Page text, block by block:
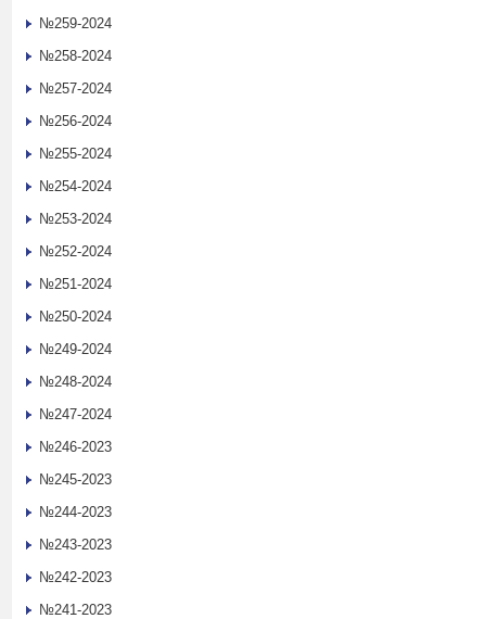
№259-2024
№258-2024
№257-2024
№256-2024
№255-2024
№254-2024
№253-2024
№252-2024
№251-2024
№250-2024
№249-2024
№248-2024
№247-2024
№246-2023
№245-2023
№244-2023
№243-2023
№242-2023
№241-2023